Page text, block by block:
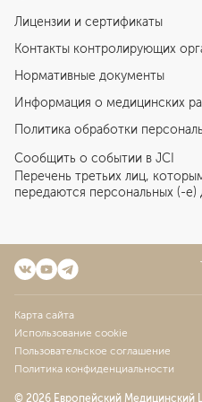
Лицензии и сертификаты
Контакты контролирующих
Нормативные документы
Информация о медицинских
Политика обработки
Сообщить о событии в JCI
Перечень третьих лиц,
передаются персональных (-е)
Карта сайта
Использование cookie
Пользовательское соглашение
Политика конфиденциальности
© 2026 Европейский Медицинский